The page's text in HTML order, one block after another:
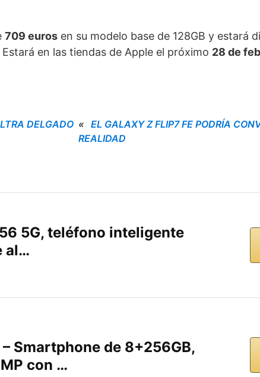
709 euros en su modelo base de 128GB y estará
Estará en las tiendas de Apple el próximo 28 de
DELGADO « EL GALAXY Z FLIP7 FE PODRÍA
REALIDAD
5G, teléfono inteligente
al…
Smartphone de 8+256GB,
con …